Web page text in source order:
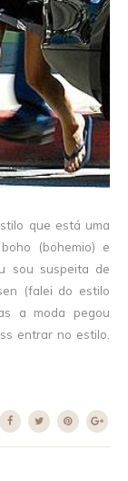
que está uma
(bohemio) e
sou suspeita de
(falei do estilo
a moda pegou
entrar no estilo.